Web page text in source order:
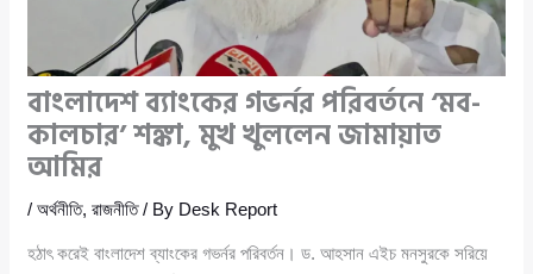
বাংলাদেশ ব্যাংকের গভর্নর পরিবর্তনে ‘মব-
কালচার’ শঙ্কা, মুখ খুললেন জামায়াত
আমির
/অর্থনীতি,রাজনীতি/ By Desk Report
হঠাৎ করেই বাংলাদেশ ব্যাংকের গভর্নর পরিবর্তন। ড. আহসান এইচ মনসুরকে সরিয়ে